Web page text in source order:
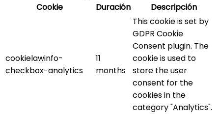
Cookie
Duración Descripción
cookielawinfo-
checkbox-analytics
11
months
This cookie is set by
GDPR Cookie
Consent plugin. The
cookie is used to
store the user
consent for the
cookies in the
category "Analytics".